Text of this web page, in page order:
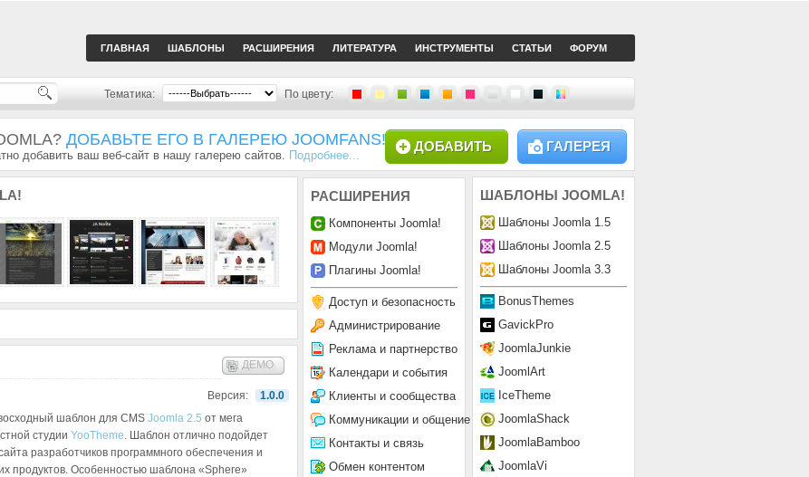
ГЛАВНАЯ ШАБЛОНЫ РАСШИРЕНИЯ ЛИТЕРАТУРА ИНСТРУМЕНТЫ СТАТЬИ ФОРУМ
Тематика: По цвету:
ДОБАВЬТЕ ЕГО В ГАЛЕРЕЮ JOOMFANS!
добавить ваш веб-сайт в нашу галерею сайтов. Подробнее...
ГАЛЕРЕЯ
ДОБАВИТЬ
ДЕМО
Версия:
1.0.0
шаблон для CMS Joomla 2.5 от мега
студии YooTheme. Шаблон отлично подойдет
разработчиков программного обеспечения и
продуктов. Особенностью шаблона «Sphere»
ШАБЛОНЫ JOOMLA!
Шаблоны Joomla 1.5
Шаблоны Joomla 2.5
Шаблоны Joomla 3.3
BonusThemes
GavickPro
JoomlaJunkie
JoomlArt
IceTheme
JoomlaShack
JoomlaBamboo
JoomlaVi
РАСШИРЕНИЯ
Компоненты Joomla!
Модули Joomla!
Плагины Joomla!
Доступ и безопасность
Администрирование
Реклама и партнерство
Календари и события
Клиенты и сообщества
Коммуникации и общение
Контакты и связь
Обмен контентом